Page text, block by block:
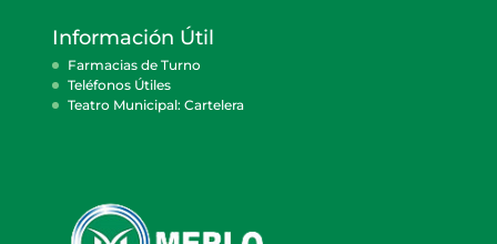
Información Útil
Farmacias de Turno
Teléfonos Útiles
Teatro Municipal: Cartelera